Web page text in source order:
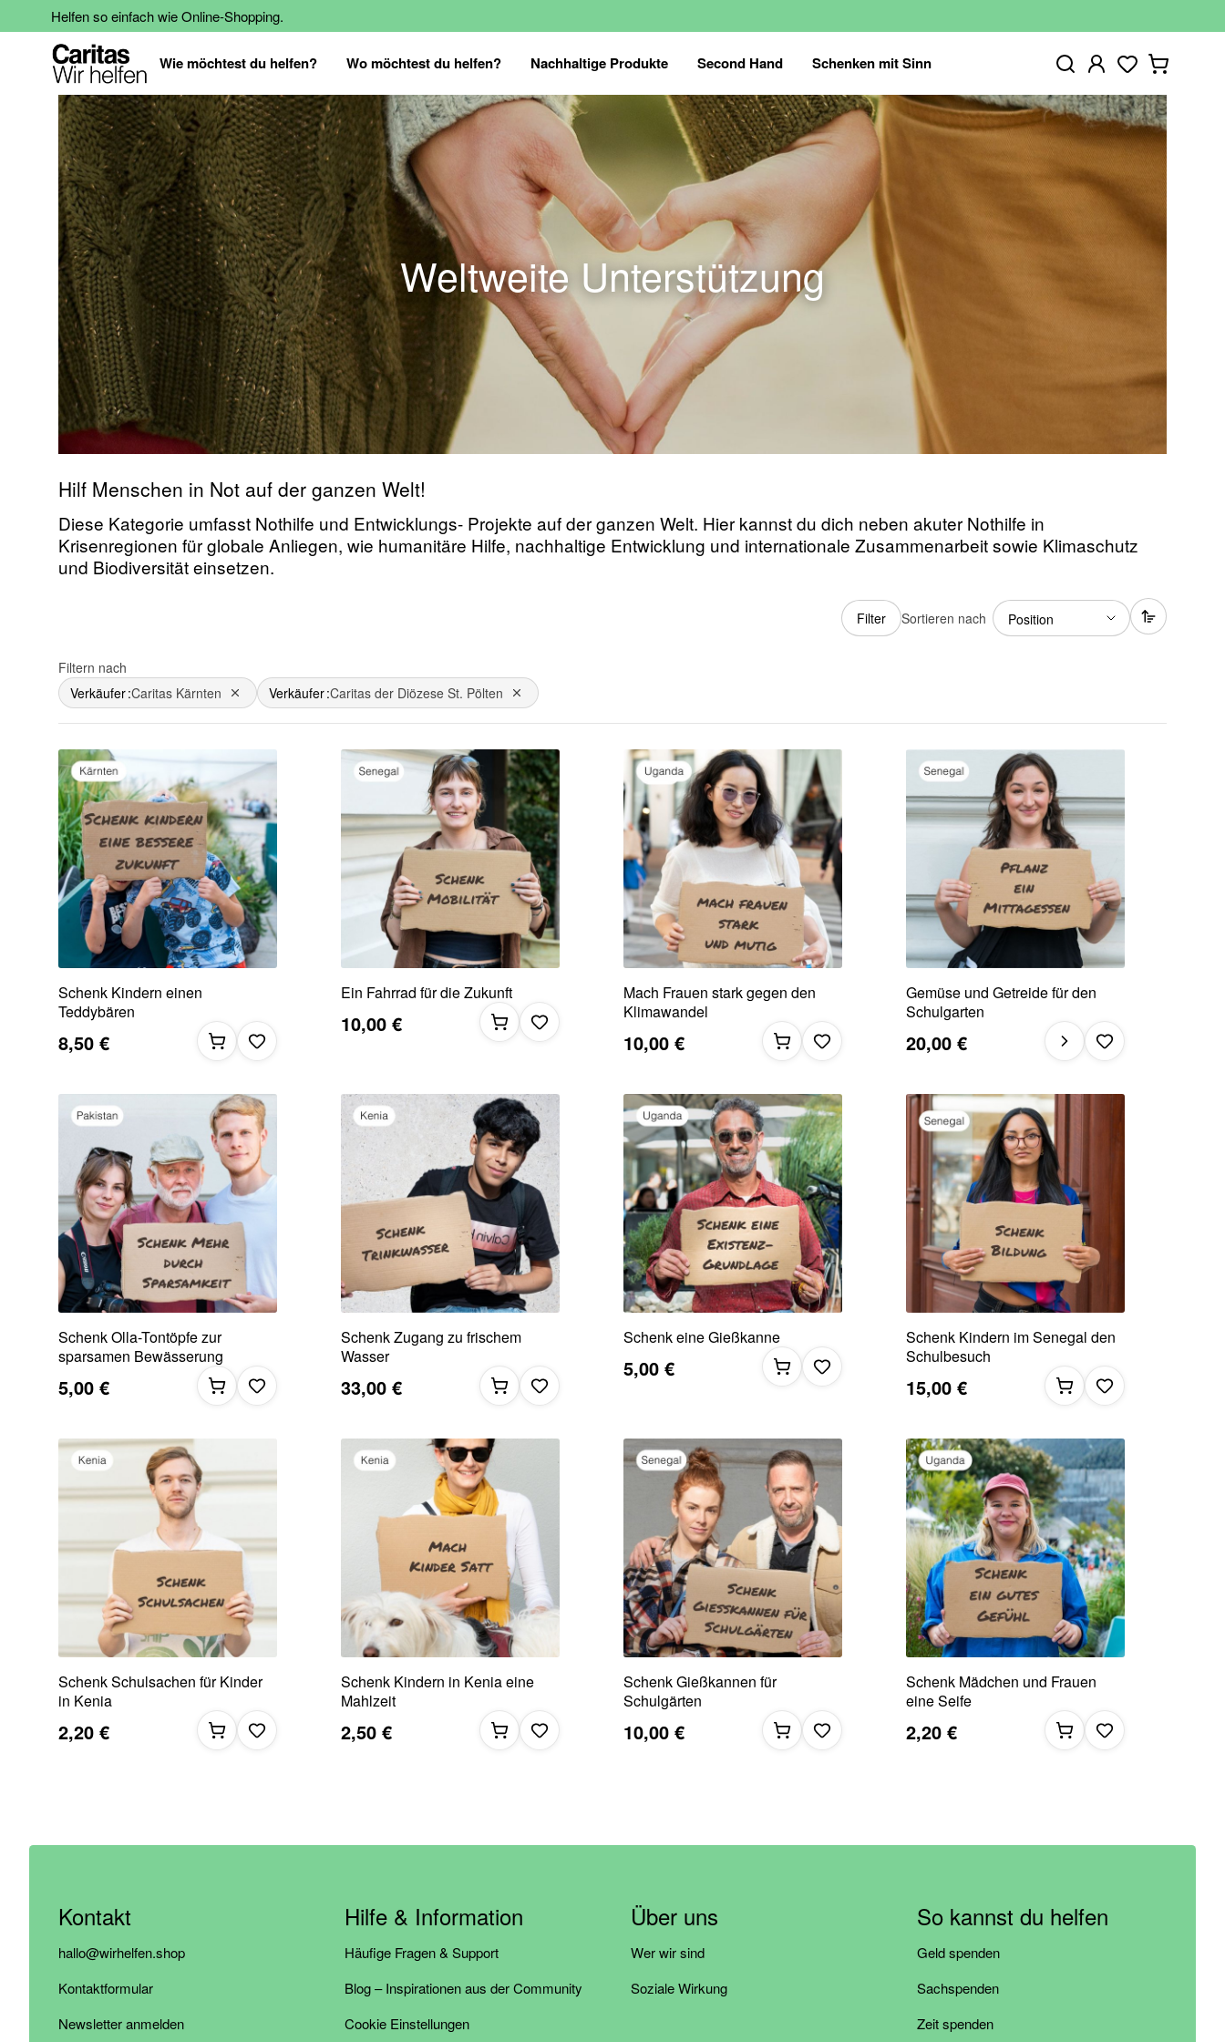
Helfen so einfach wie Online-Shopping.
Wie möchtest du helfen? Wo möchtest du helfen? Nachhaltige Produkte Second Hand Schenken mit Sinn
Weltweite Unterstützung
Hilf Menschen in Not auf der ganzen Welt!
Diese Kategorie umfasst Nothilfe und Entwicklungs- Projekte auf der ganzen Welt. Hier kannst du dich neben akuter Nothilfe in
Krisenregionen für globale Anliegen, wie humanitäre Hilfe, nachhaltige Entwicklung und internationale Zusammenarbeit sowie Klimaschutz
und Biodiversität einsetzen.
Filter Sortieren nach
Filtern nach
Verkäufer Caritas Kärnten Dies entfernen
Verkäufer Caritas der Diözese St. Pölten Dies entfernen
Schenk Kindern einen
Teddybären
8,50 €
Ein Fahrrad für die Zukunft
10,00 €
Mach Frauen stark gegen den
Klimawandel
10,00 €
Gemüse und Getreide für den
Schulgarten
20,00 €
Schenk Olla-Tontöpfe zur
sparsamen Bewässerung
5,00 €
Schenk Zugang zu frischem
Wasser
33,00 €
Schenk eine Gießkanne
5,00 €
Schenk Kindern im Senegal den
Schulbesuch
15,00 €
Schenk Schulsachen für Kinder
in Kenia
2,20 €
Schenk Kindern in Kenia eine
Mahlzeit
2,50 €
Schenk Gießkannen für
Schulgärten
10,00 €
Schenk Mädchen und Frauen
eine Seife
2,20 €
Kontakt
hallo@wirhelfen.shop
Kontaktformular
Newsletter anmelden
Hilfe & Information
Häufige Fragen & Support
Blog – Inspirationen aus der Community
Cookie Einstellungen
Über uns
Wer wir sind
Soziale Wirkung
So kannst du helfen
Geld spenden
Sachspenden
Zeit spenden